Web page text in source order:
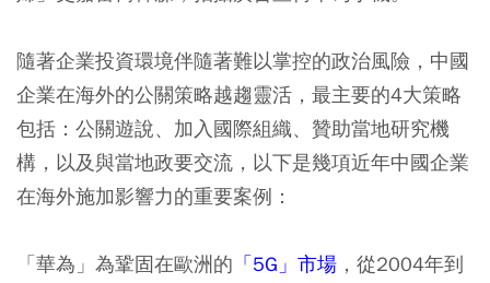
隨著企業投資環境伴隨著難以掌控的政治風險，中國
企業在海外的公關策略越趨靈活，最主要的4大策略
包括：公關遊說、加入國際組織、贊助當地研究機
構，以及與當地政要交流，以下是幾項近年中國企業
在海外施加影響力的重要案例：
「華為」為鞏固在歐洲的 「5G」市場 ，從2004年到